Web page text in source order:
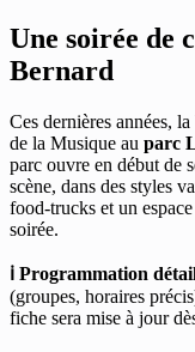
Une soirée de
Bernard
Ces dernières années,
de la Musique au parc
parc ouvre en début de
scène, dans des styles
food-trucks et un
soirée.
ℹ️ Programmation
(groupes, horaires
fiche sera mise à jour